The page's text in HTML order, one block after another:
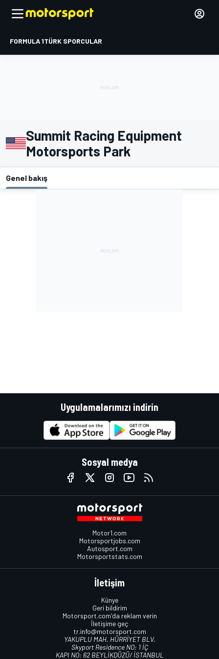
FORMULA 1TÜRK SPORCULAR
Summit Racing Equipment
Motorsports Park
Genel bakış
Uygulamalarımızı indirin
Sosyal medya
Motor1.com
Motorsportjobs.com
Autosport.com
Motorsportstats.com
İletişim
Künye
Geri bildirim
Motorsport.com'da reklam verin
İletişime geç
tr.info@motorsport.com
YAKUPLU MAH. HÜRRİYET BLV.
Skyport Residence NO: 1 İÇ
KAPI NO: 62 BEYLİKDÜZÜ/ İSTANBUL